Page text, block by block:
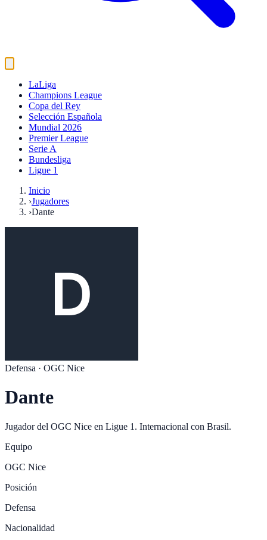
LaLiga
Champions League
Copa del Rey
Selección Española
Mundial 2026
Premier League
Serie A
Bundesliga
Ligue 1
Inicio
›Jugadores
›Dante
Defensa · OGC Nice
Dante
Jugador del OGC Nice en Ligue 1 . Internacional con Brasil.
Equipo
OGC Nice
Posición
Defensa
Nacionalidad